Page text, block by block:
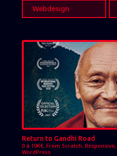
Webdesign
Return to Gandhi Road
0 à 10K€, From Scratch, Responsive,
WordPress